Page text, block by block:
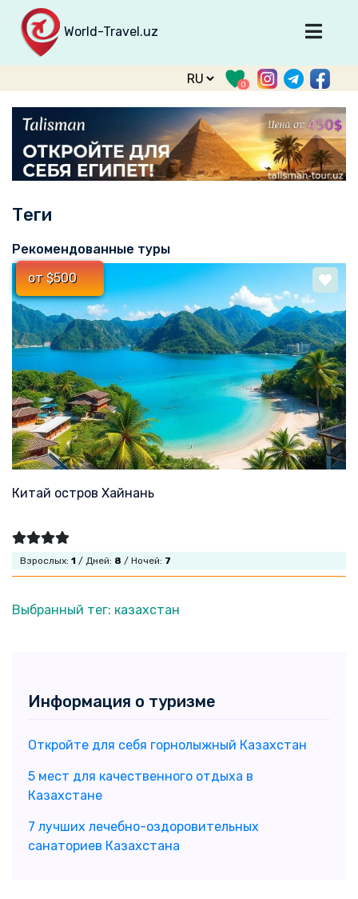
World-Travel.uz
Главная
Направления
Туры
Тур. фирмы
Войти
Зарегистрироваться
support@world-travel.uz
0
Теги
Рекомендованные туры
от $500
Китай остров Хайнань
Взрослых: 1 / Дней: 8 / Ночей: 7
Выбранный тег: казахстан
Информация о туризме
Откройте для себя горнолыжный Казахстан
5 мест для качественного отдыха в
Казахстане
7 лучших лечебно-оздоровительных
санаториев Казахстана